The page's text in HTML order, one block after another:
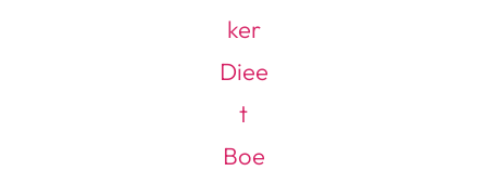
Over Valerie
De Top 5
VALERIE'S CHOICE